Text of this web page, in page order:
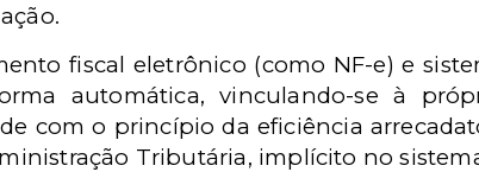
fiscal eletrônico (como NF-e) e
automática, vinculando-se à
com o princípio da eficiência
Tributária, implícito no